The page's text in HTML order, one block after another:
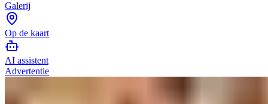
Galerij
Op de kaart
AI assistent
Advertentie